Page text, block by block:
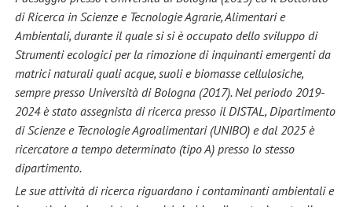
di Ricerca in Scienze e Tecnologie Agrarie, Alimentari e
Ambientali, durante il quale si si è occupato dello sviluppo di
Strumenti ecologici per la rimozione di inquinanti emergenti da
matrici naturali quali acque, suoli e biomasse cellulosiche,
sempre presso Università di Bologna (2017). Nel periodo 2019-
2024 è stato assegnista di ricerca presso il DISTAL, Dipartimento
di Scienze e Tecnologie Agroalimentari (UNIBO) e dal 2025 è
ricercatore a tempo determinato (tipo A) presso lo stesso
dipartimento.
Le sue attività di ricerca riguardano i contaminanti ambientali e